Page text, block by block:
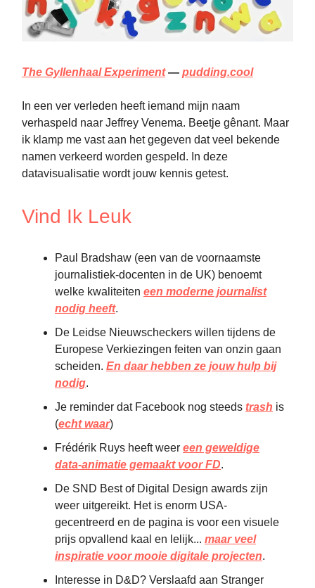
The Gyllenhaal Experiment— pudding.cool
In een ver verleden heeft iemand mijn naam
verhaspeld naar Jeffrey Venema. Beetje gênant. Maar
ik klamp me vast aan het gegeven dat veel bekende
namen verkeerd worden gespeld. In deze
datavisualisatie wordt jouw kennis getest.
Vind Ik Leuk
Paul Bradshaw (een van de voornaamste
journalistiek-docenten in de UK) benoemt
welke kwaliteiten een moderne journalist
nodig heeft.
De Leidse Nieuwscheckers willen tijdens de
Europese Verkiezingen feiten van onzin gaan
scheiden. En daar hebben ze jouw hulp bij
nodig.
Je reminder dat Facebook nog steeds trash is
(echt waar)
Frédérik Ruys heeft weer een geweldige
data-animatie gemaakt voor FD.
De SND Best of Digital Design awards zijn
weer uitgereikt. Het is enorm USA-
gecentreerd en de pagina is voor een visuele
prijs opvallend kaal en lelijk... maar veel
inspiratie voor mooie digitale projecten.
Interesse in D&D? Verslaafd aan Stranger